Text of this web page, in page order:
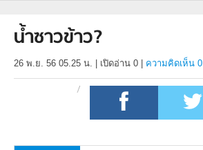
น้ำซาวข้าว?
26 พ.ย. 56 05.25 น. เปิดอ่าน 0 ความคิดเห็น 0